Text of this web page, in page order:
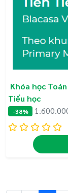
Khóa học
Tiểu học
-38%